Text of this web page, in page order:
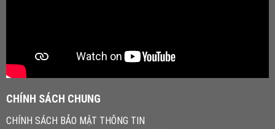
CHÍNH SÁCH CHUNG
CHÍNH SÁCH BẢO MẬT THÔNG TIN